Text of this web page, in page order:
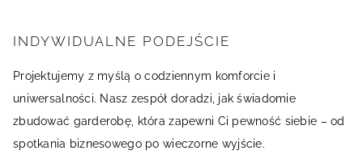
INDYWIDUALNE PODEJŚCIE
Projektujemy z myślą o codziennym komforcie i
uniwersalności. Nasz zespół doradzi, jak świadomie
zbudować garderobę, która zapewni Ci pewność siebie – od
spotkania biznesowego po wieczorne wyjście.